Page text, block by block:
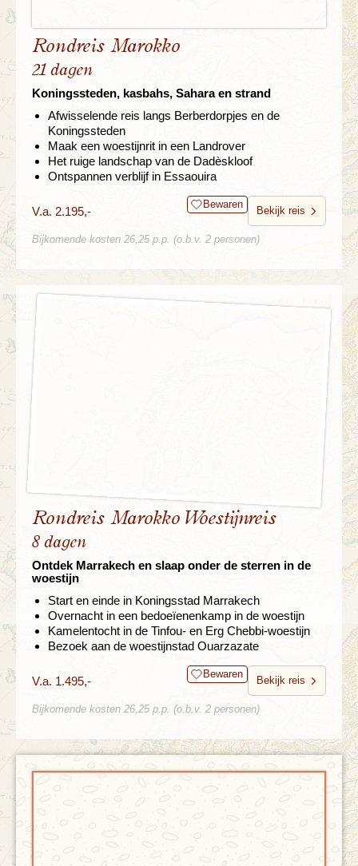
Rondreis Marokko
21 dagen
Koningssteden, kasbahs, Sahara en strand
Afwisselende reis langs Berberdorpjes en de
Koningssteden
Maak een woestijnrit in een Landrover
Het ruige landschap van de Dadèskloof
Ontspannen verblijf in Essaouira
V.a. 2.195,- Bewaren
Bekijk reis
Bijkomende kosten 26,25 p.p. (o.b.v. 2 personen)
Rondreis Marokko Woestijnreis
8 dagen
Ontdek Marrakech en slaap onder de sterren in de
woestijn
Start en einde in Koningsstad Marrakech
Overnacht in een bedoeïenenkamp in de woestijn
Kamelentocht in de Tinfou- en Erg Chebbi-woestijn
Bezoek aan de woestijnstad Ouarzazate
V.a. 1.495,- Bewaren
Bekijk reis
Bijkomende kosten 26,25 p.p. (o.b.v. 2 personen)